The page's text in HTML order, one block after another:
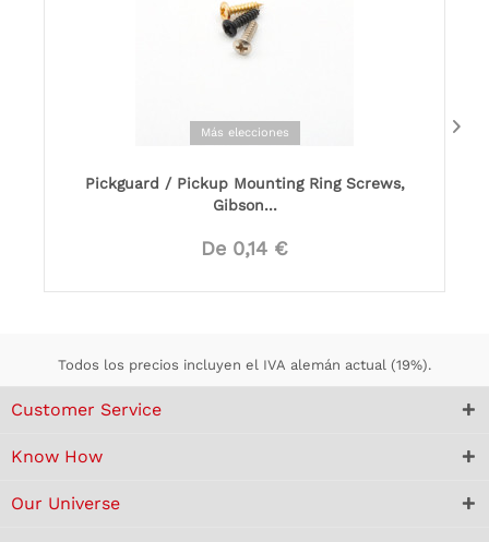
Más elecciones
Pickguard / Pickup Mounting Ring Screws,
Gibson...
De 0,14 €
Todos los precios incluyen el IVA alemán actual (19%).
Customer Service
Know How
Our Universe